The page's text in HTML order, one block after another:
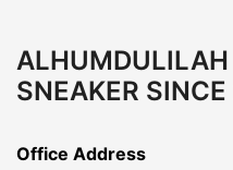
ALHUMDULILAH
SNEAKER
Office Address